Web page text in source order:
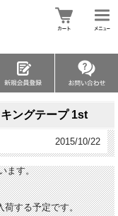
ングテープ 1st
2015/10/22
ます。
荷する予定です。